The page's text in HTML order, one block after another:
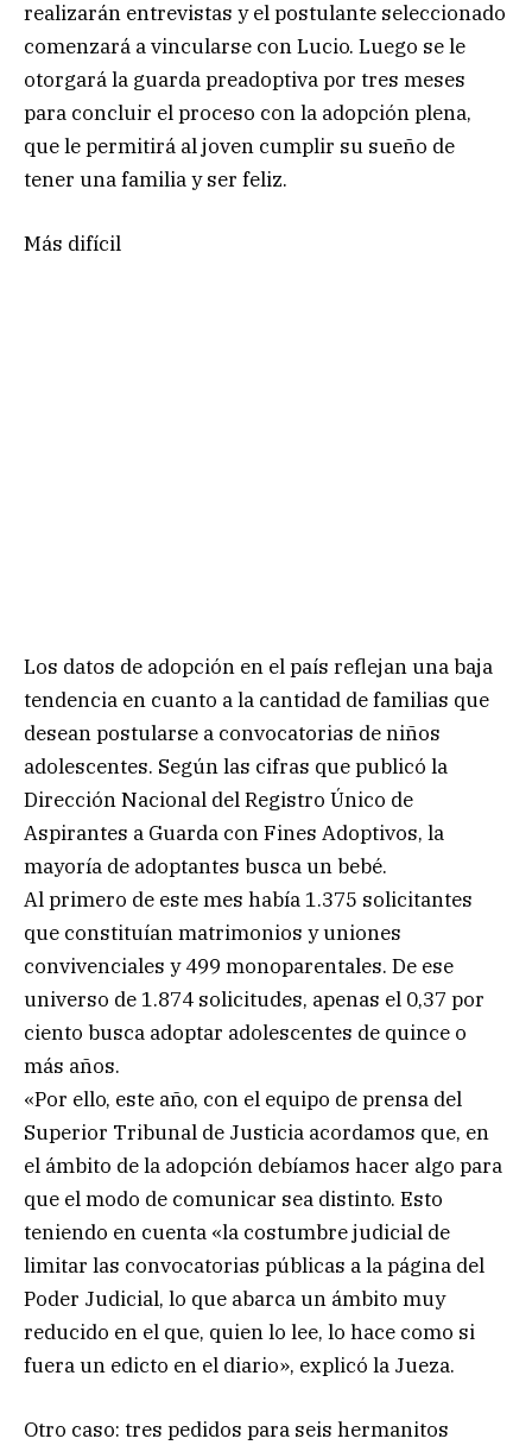
realizarán entrevistas y el postulante seleccionado
comenzará a vincularse con Lucio. Luego se le
otorgará la guarda preadoptiva por tres meses
para concluir el proceso con la adopción plena,
que le permitirá al joven cumplir su sueño de
tener una familia y ser feliz.
Más difícil
Los datos de adopción en el país reflejan una baja
tendencia en cuanto a la cantidad de familias que
desean postularse a convocatorias de niños
adolescentes. Según las cifras que publicó la
Dirección Nacional del Registro Único de
Aspirantes a Guarda con Fines Adoptivos, la
mayoría de adoptantes busca un bebé.
Al primero de este mes había 1.375 solicitantes
que constituían matrimonios y uniones
convivenciales y 499 monoparentales. De ese
universo de 1.874 solicitudes, apenas el 0,37 por
ciento busca adoptar adolescentes de quince o
más años.
«Por ello, este año, con el equipo de prensa del
Superior Tribunal de Justicia acordamos que, en
el ámbito de la adopción debíamos hacer algo para
que el modo de comunicar sea distinto. Esto
teniendo en cuenta «la costumbre judicial de
limitar las convocatorias públicas a la página del
Poder Judicial, lo que abarca un ámbito muy
reducido en el que, quien lo lee, lo hace como si
fuera un edicto en el diario», explicó la Jueza.
Otro caso: tres pedidos para seis hermanitos